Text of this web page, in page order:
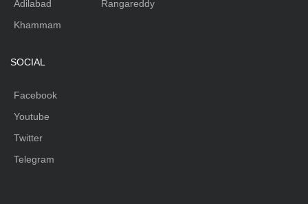
Adilabad
Khammam
Rangareddy
SOCIAL
Facebook
Youtube
Twitter
Telegram